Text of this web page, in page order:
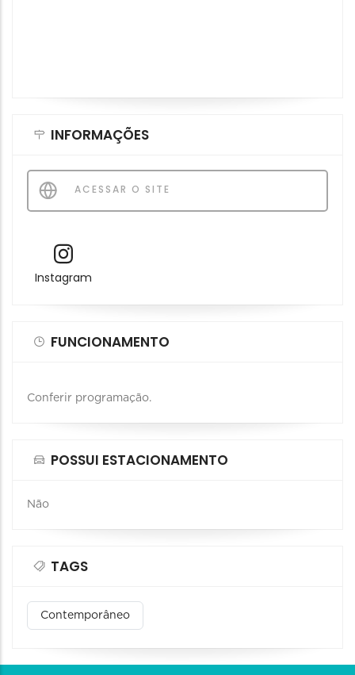
INFORMAÇÕES
ACESSAR O SITE
Instagram
FUNCIONAMENTO
Conferir programação.
POSSUI ESTACIONAMENTO
Não
TAGS
Contemporâneo